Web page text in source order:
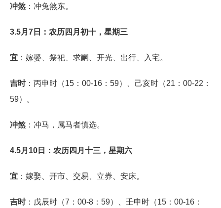
冲煞 ：冲兔煞东。
3.5月7日：农历四月初十，星期三
宜 ：嫁娶、祭祀、求嗣、开光、出行、入宅。
吉时：丙申时（15：00-16：59）、己亥时（21：00-22：
59）。
冲煞 ：冲马，属马者慎选。
4.5月10日：农历四月十三，星期六
宜 ：嫁娶、开市、交易、立券、安床。
吉时：戊辰时（7：00-8：59）、壬申时（15：00-16：